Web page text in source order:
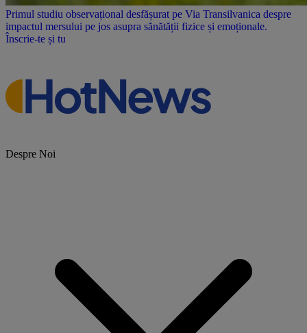
Primul studiu observațional desfășurat pe Via Transilvanica despre
impactul mersului pe jos asupra sănătății fizice și emoționale.
Înscrie-te și tu
Despre Noi